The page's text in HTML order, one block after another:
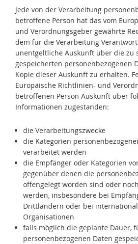
Jede von der Verarbeitung
betroffene Person hat das vom
und Verordnungsgeber gewährte
dem für die Verarbeitung
unentgeltliche Auskunft über die zu
gespeicherten personenbezogenen
Kopie dieser Auskunft zu erhalten.
Europäische Richtlinien- und
betroffenen Person Auskunft über
Informationen zugestanden:
die Verarbeitungszwecke
die Kategorien
verarbeitet werden
die Empfänger oder Kategorien
gegenüber denen die
offengelegt worden sind oder
werden, insbesondere bei
Drittländern oder bei
Organisationen
falls möglich die geplante Dauer,
personenbezogenen Daten